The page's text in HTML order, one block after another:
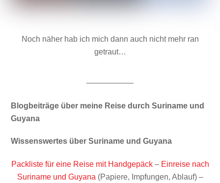
Noch näher hab ich mich dann auch nicht mehr ran
getraut…
——————
Blogbeiträge über meine Reise durch Suriname und
Guyana
Wissenswertes über Suriname und Guyana
Packliste für eine Reise mit Handgepäck– Einreise nach
Suriname und Guyana (Papiere, Impfungen, Ablauf) –